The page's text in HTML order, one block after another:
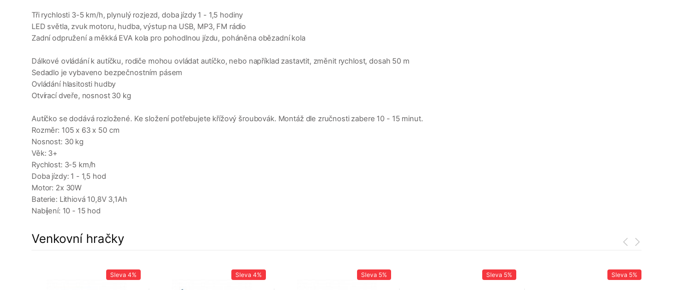
Tři rychlosti 3-5 km/h, plynulý rozjezd, doba jízdy 1 - 1,5 hodiny
LED světla, zvuk motoru, hudba, výstup na USB, MP3, FM rádio
Zadní odpružení a měkká EVA kola pro pohodlnou jízdu, poháněna obězadní kola
Dálkové ovládání k autíčku, rodiče mohou ovládat autíčko, nebo například zastavtit, změnit rychlost, dosah 50 m
Sedadlo je vybaveno bezpečnostním pásem
Ovládání hlasitosti hudby
Otvírací dveře, nosnost 30 kg
Autíčko se dodává rozložené. Ke složení potřebujete křížový šroubovák. Montáž dle zručnosti zabere 10 - 15 minut.
Rozměr: 105 x 63 x 50 cm
Nosnost: 30 kg
Věk: 3+
Rychlost: 3-5 km/h
Doba jízdy: 1 - 1,5 hod
Motor: 2x 30W
Baterie: Lithiová 10,8V 3,1Ah
Nabíjení: 10 - 15 hod
Venkovní hračky
Sleva 4% Sleva 4% Sleva 5% Sleva 5% Sleva 5%